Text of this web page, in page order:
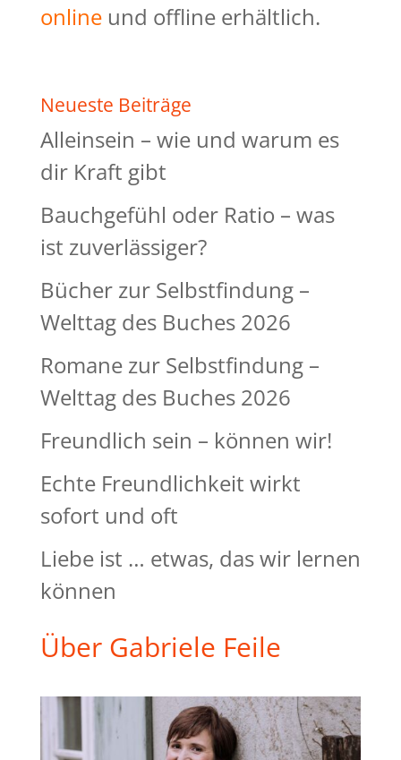
onlineund offline erhältlich.
Neueste Beiträge
Alleinsein – wie und warum es
dir Kraft gibt
Bauchgefühl oder Ratio – was
ist zuverlässiger?
Bücher zur Selbstfindung –
Welttag des Buches 2026
Romane zur Selbstfindung –
Welttag des Buches 2026
Freundlich sein – können wir!
Echte Freundlichkeit wirkt
sofort und oft
Liebe ist … etwas, das wir lernen
können
Über Gabriele Feile